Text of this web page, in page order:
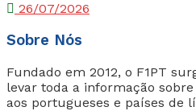
26/07/2026
Sobre Nós
Fundado em 2012, o F1PT
levar toda a informação
aos portugueses e países de